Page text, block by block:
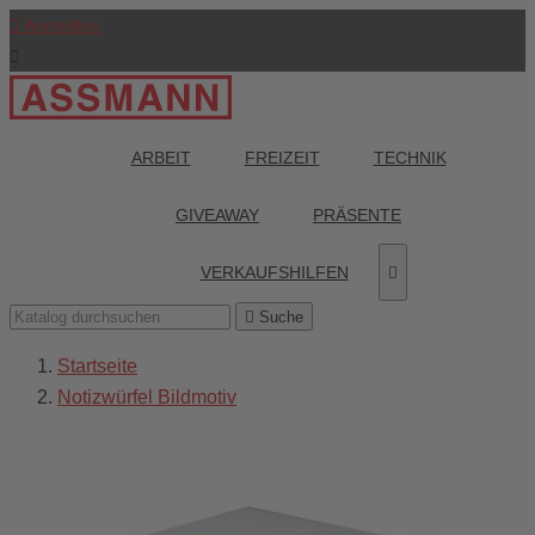
 Anmelden
ARBEIT FREIZEIT TECHNIK
GIVEAWAY PRÄSENTE
VERKAUFSHILFEN 
 Suche
Startseite
Notizwürfel Bildmotiv